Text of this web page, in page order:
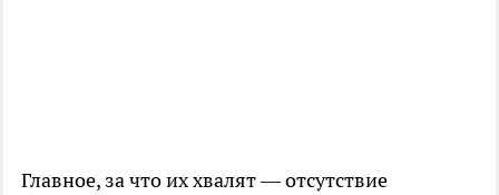
Главное, за что их хвалят — отсутствие